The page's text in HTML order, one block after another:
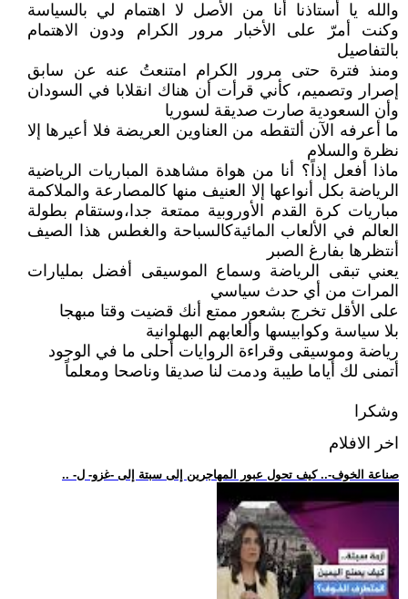
والله يا أستاذنا أنا من الأصل لا اهتمام لي بالسياسة
وكنت أمرّ على الأخبار مرور الكرام ودون الاهتمام
بالتفاصيل
ومنذ فترة حتى مرور الكرام امتنعتُ عنه عن سابق
إصرار وتصميم، كأني قرأت أن هناك انقلابا في السودان
وأن السعودية صارت صديقة لسوريا
ما أعرفه الآن ألتقطه من العناوين العريضة فلا أعيرها إلا
نظرة والسلام
ماذا أفعل إذاً؟ أنا من هواة مشاهدة المباريات الرياضية
الرياضة بكل أنواعها إلا العنيف منها كالمصارعة والملاكمة
مباريات كرة القدم الأوروبية ممتعة جدا،وستقام بطولة
العالم في الألعاب المائيةكالسباحة والغطس هذا الصيف
أنتظرها بفارغ الصبر
يعني تبقى الرياضة وسماع الموسيقى أفضل بمليارات
المرات من أي حدث سياسي
على الأقل تخرج بشعور ممتع أنك قضيت وقتا مبهجا
بلا سياسة وكوابيسها وألعابهم البهلوانية
رياضة وموسيقى وقراءة الروايات أحلى ما في الوجود
أتمنى لك أياما طيبة ودمت لنا صديقا وناصحا ومعلماً
وشكرا
اخر الافلام
.. -صناعة الخوف-.. كيف تحول عبور المهاجرين إلى سبتة إلى -غزو- ل